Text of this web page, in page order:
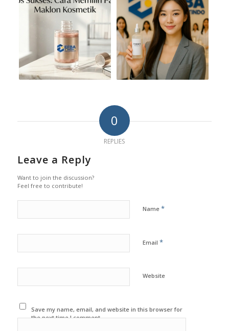
0
REPLIES
Leave a Reply
Want to join the discussion?
Feel free to contribute!
Name *
Email *
Website
Save my name, email, and website in this browser for
the next time I comment.